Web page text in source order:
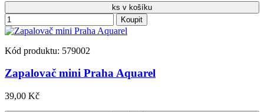
ks v košíku
Koupit
Kód produktu: 579002
Zapalovač mini Praha Aquarel
39,00 Kč